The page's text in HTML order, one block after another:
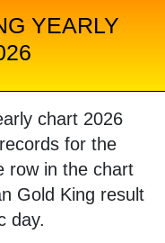
YEARLY
chart 2026
for the
row in the chart
Gold King result
day.